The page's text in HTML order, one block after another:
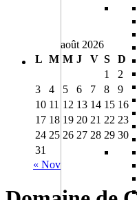
août 2026
L M M J V S
D
1
2
3
4 5 6 7 8
9
10 11 12 13 14 15 16
17 18 19 20 21 22 23
24 25 26 27 28 29 30
31
« Nov